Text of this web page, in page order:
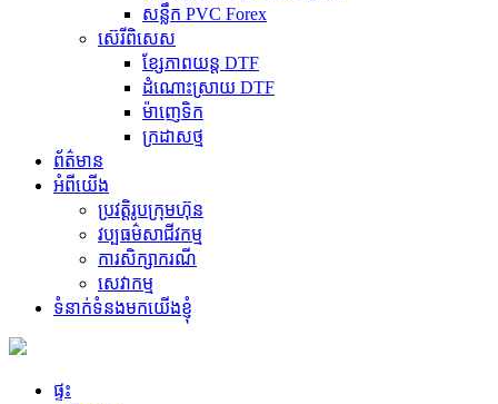
សន្លឹក PVC Forex
ស៊េរីពិសេស
ខ្សែភាពយន្ត DTF
ដំណោះស្រាយ DTF
ម៉ាញេទិក
ក្រដាសថ្ម
ព័ត៌មាន
អំពីយើង
ប្រវត្តិរូបក្រុមហ៊ុន
វប្បធម៌សាជីវកម្ម
ការសិក្សាករណី
សេវាកម្ម
ទំនាក់ទំនងមកយើងខ្ញុំ
ផ្ទះ